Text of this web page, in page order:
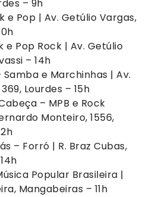
– 9h
e Pop | Av. Getúlio Vargas,
e Pop Rock | Av. Getúlio
– 14h
e Marchinhas | Av.
Lourdes – 15h
– MPB e Rock
Monteiro, 1556,
– Forró | R. Braz Cubas,
Popular Brasileira |
Mangabeiras – 11h